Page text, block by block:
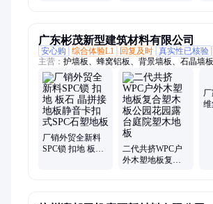
广东彬茂新型建筑材料有限公司
安心购
综合体验L1 回复及时 真实性已核验
主营： 护墙板、蜂窝铝板、背景墙板、石晶墙
板
厂销外贸全新料
SPC锁 扣地 板石
二代共挤WPC户
外木塑地板复合
维